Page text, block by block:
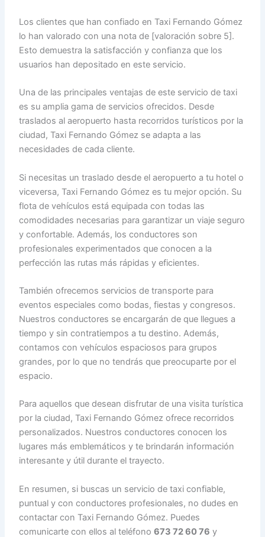
Los clientes que han confiado en Taxi Fernando Gómez
lo han valorado con una nota de [valoración sobre 5].
Esto demuestra la satisfacción y confianza que los
usuarios han depositado en este servicio.
Una de las principales ventajas de este servicio de taxi
es su amplia gama de servicios ofrecidos. Desde
traslados al aeropuerto hasta recorridos turísticos por la
ciudad, Taxi Fernando Gómez se adapta a las
necesidades de cada cliente.
Si necesitas un traslado desde el aeropuerto a tu hotel o
viceversa, Taxi Fernando Gómez es tu mejor opción. Su
flota de vehículos está equipada con todas las
comodidades necesarias para garantizar un viaje seguro
y confortable. Además, los conductores son
profesionales experimentados que conocen a la
perfección las rutas más rápidas y eficientes.
También ofrecemos servicios de transporte para
eventos especiales como bodas, fiestas y congresos.
Nuestros conductores se encargarán de que llegues a
tiempo y sin contratiempos a tu destino. Además,
contamos con vehículos espaciosos para grupos
grandes, por lo que no tendrás que preocuparte por el
espacio.
Para aquellos que desean disfrutar de una visita turística
por la ciudad, Taxi Fernando Gómez ofrece recorridos
personalizados. Nuestros conductores conocen los
lugares más emblemáticos y te brindarán información
interesante y útil durante el trayecto.
En resumen, si buscas un servicio de taxi confiable,
puntual y con conductores profesionales, no dudes en
contactar con Taxi Fernando Gómez. Puedes
comunicarte con ellos al teléfono673 72 60 76 y